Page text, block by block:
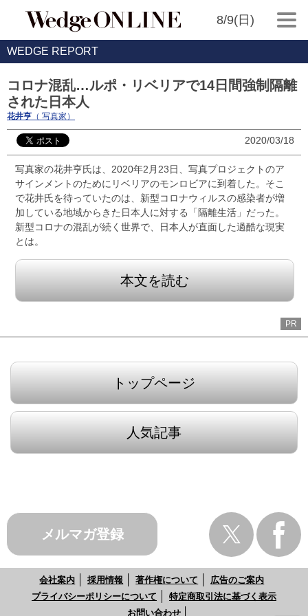
8/9(日)
WEDGE REPORT
コロナ混乱…ルポ・リベリアで14日間強制隔離
された日本人
花井亨 （ 写真家）
2020/03/18
写真家の花井亨氏は、2020年2月23日、写真プロジェクトのア
サインメントのためにリベリアのモンロビアに到着した。そこ
で花井氏を待っていたのは、新型コロナウィルスの感染者が増
加している地域からきた日本人に対する「隔離生活」だった。
新型コロナの混乱が続く世界で、日本人が直面した過酷な現実
とは。
本文を読む
PR
トップページ
人気記事
メルマガ登録
会社案内 採用情報 著作権について
広告のご案内
プライバシーポリシーについて
特定商取引法に基づく表示
お問い合わせ